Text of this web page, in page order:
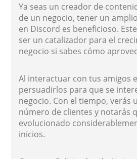
Ya seas un creador de
de un negocio, tener un
en Discord es beneficioso.
ser un catalizador para el
negocio si sabes cómo
Al interactuar con tus amigos
persuadirlos para que se
negocio. Con el tiempo, verás
número de clientes y notarás
evolucionado
inicios.